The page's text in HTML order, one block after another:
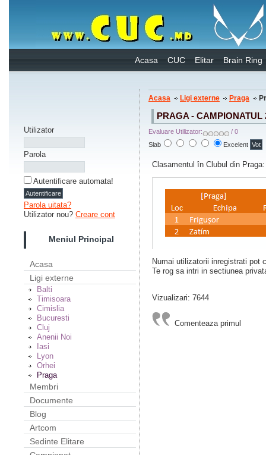
Acasa CUC Elitar Brain Ring
Utilizator
Parola
Autentificare automata!
Parola uitata?
Utilizator nou? Creare cont
Meniul Principal
Acasa
Ligi externe
Balti
Timisoara
Cimislia
Bucuresti
Cluj
Anenii Noi
Iasi
Lyon
Orhei
Praga
Membri
Documente
Blog
Artcom
Sedinte Elitare
Acasa Ligi externe Praga
PRAGA - CAMPIONATUL
Evaluare Utilizator:
/ 0
Slab
Excelent
Clasamentul în Clubul din Praga:
Numai utilizatorii inregistrati pot
Te rog sa intri in sectiunea
Vizualizari: 7644
Comenteaza primul